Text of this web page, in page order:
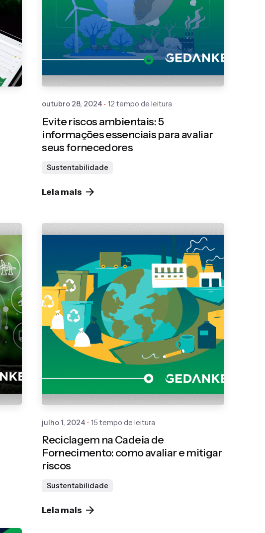
Publicado por
Gedanken
outubro 28, 2024 12 tempo de leitura
Evite riscos ambientais: 5
informações essenciais para avaliar
seus fornecedores
Sustentabilidade
Leia mais
Publicado por
Gedanken
julho 1, 2024 15 tempo de leitura
Reciclagem na Cadeia de
Fornecimento: como avaliar e mitigar
riscos
Sustentabilidade
Leia mais